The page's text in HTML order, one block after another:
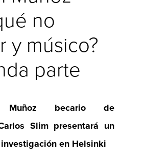
no
y músico?
parte
Muñoz becario de
Slim presentará un
en Helsinki